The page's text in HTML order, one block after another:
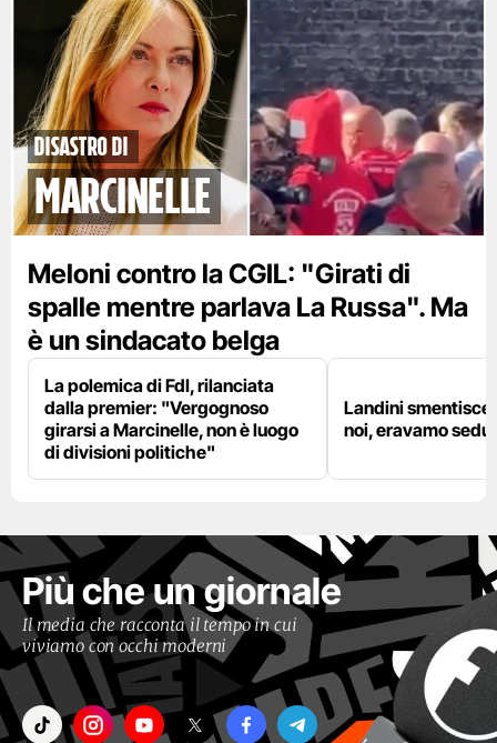
disastro di
marcinelle
Meloni contro la CGIL: "Girati di
spalle mentre parlava La Russa". Ma
è un sindacato belga
La polemica di FdI, rilanciata
dalla premier: "Vergognoso
girarsi a Marcinelle, non è luogo
di divisioni politiche"
Landini
noi, eravamo
Più che un giornale
Il media che racconta il tempo in cui
viviamo con occhi moderni